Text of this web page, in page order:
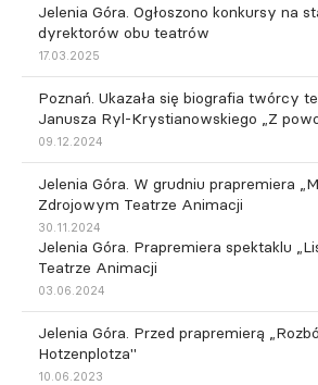
Jelenia Góra. Ogłoszono konkursy na
dyrektorów obu teatrów
17.03.2025
Poznań. Ukazała się biografia twórcy
Janusza Ryl-Krystianowskiego „Z
09.12.2024
Jelenia Góra. W grudniu prapremiera
Zdrojowym Teatrze Animacji
30.11.2024
Jelenia Góra. Prapremiera spektaklu
Teatrze Animacji
03.06.2024
Jelenia Góra. Przed prapremierą
Hotzenplotza"
10.06.2023